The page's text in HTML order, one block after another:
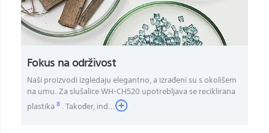
Fokus na održivost
Naši proizvodi izgledaju elegantno, a izrađeni su s okolišem
na umu. Za slušalice WH-CH520 upotrebljava se reciklirana
plastika8. Također, ind...